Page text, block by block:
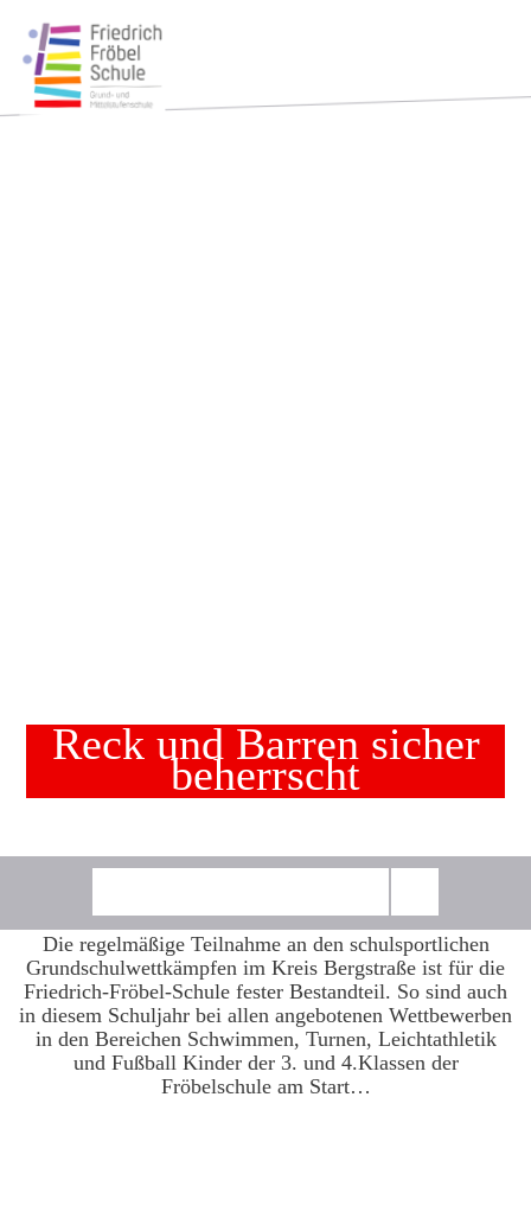
Reck und Barren sicher
beherrscht
Die regelmäßige Teilnahme an den schulsportlichen
Grundschulwettkämpfen im Kreis Bergstraße ist für die
Friedrich-Fröbel-Schule fester Bestandteil. So sind auch
in diesem Schuljahr bei allen angebotenen Wettbewerben
in den Bereichen Schwimmen, Turnen, Leichtathletik
und Fußball Kinder der 3. und 4.Klassen der
Fröbelschule am Start…